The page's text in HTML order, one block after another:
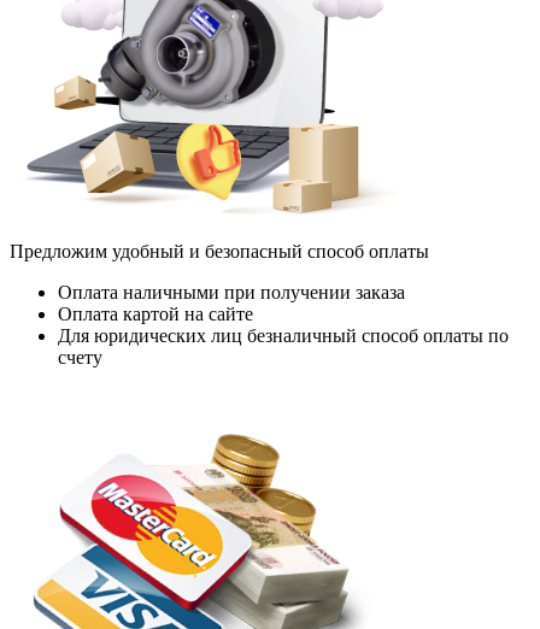
Предложим удобный и безопасный способ оплаты
Оплата наличными при получении заказа
Оплата картой на сайте
Для юридических лиц безналичный способ оплаты по
счету